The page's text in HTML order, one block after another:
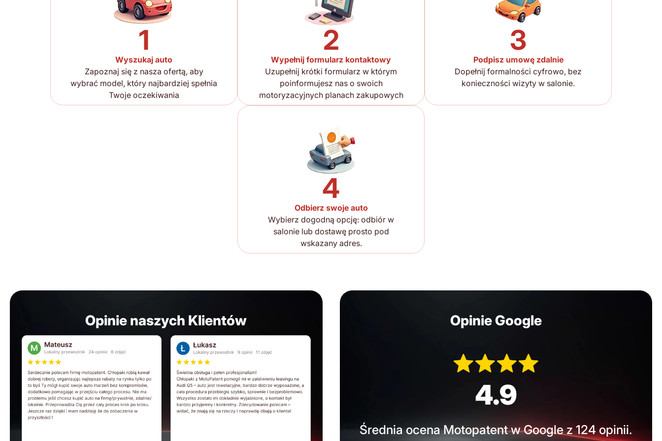
1
Wyszukaj auto
Zapoznaj się z nasza ofertą, aby
wybrać model, który najbardziej spełnia
Twoje oczekiwania
2
Wypełnij formularz kontaktowy
Uzupełnij krótki formularz w którym
poinformujesz nas o swoich
motoryzacyjnych planach zakupowych
3
Podpisz umowę zdalnie
Dopełnij formalności cyfrowo, bez
konieczności wizyty w salonie.
4
Odbierz swoje auto
Wybierz dogodną opcję: odbiór w
salonie lub dostawę prosto pod
wskazany adres.
Opinie naszych Klientów Opinie Google
4.9
Średnia ocena Motopatent w Google z 124 opinii.